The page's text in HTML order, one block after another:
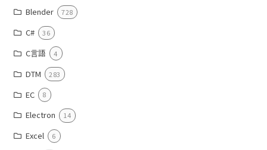
Blender 728
C# 36
C言語 4
DTM 283
EC 8
Electron 14
Excel 6